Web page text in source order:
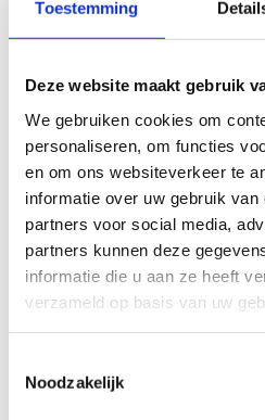
Toestemming
Deze website maakt gebruik
We gebruiken cookies om
personaliseren, om functies
en om ons websiteverkeer te
informatie over uw gebruik
partners voor social media,
partners kunnen deze
informatie die u aan ze heeft
verzameld op basis van uw
Noodzakelijk
€6,67 Excl. btw
Rechte insteekkoppeling
GEKV 6 R1/8″